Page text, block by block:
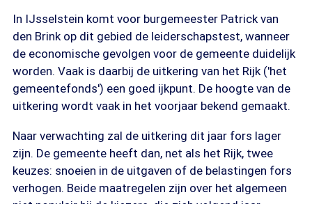
In IJsselstein komt voor burgemeester Patrick van
den Brink op dit gebied de leiderschapstest, wanneer
de economische gevolgen voor de gemeente duidelijk
worden. Vaak is daarbij de uitkering van het Rijk ('het
gemeentefonds') een goed ijkpunt. De hoogte van de
uitkering wordt vaak in het voorjaar bekend gemaakt.
Naar verwachting zal de uitkering dit jaar fors lager
zijn. De gemeente heeft dan, net als het Rijk, twee
keuzes: snoeien in de uitgaven of de belastingen fors
verhogen. Beide maatregelen zijn over het algemeen